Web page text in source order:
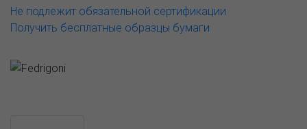
Не подлежит обязательной сертификации
Получить бесплатные образцы бумаги